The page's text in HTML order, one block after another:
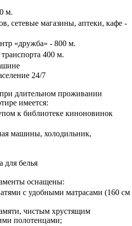
м.
сетевые магазины, аптеки, кафе -
«дружба» - 800 м.
400 м.
24/7
длительном проживании
имеется:
к библиотеке киноновинок
машины, холодильник,
для белья
оснащены:
с удобными матрасами (160 см
чистым хрустящим
полотенцами;